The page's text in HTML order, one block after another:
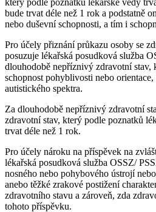
bude trvat déle než 1 rok a podstatně
nebo duševní schopnosti, a tím i
Pro účely přiznání průkazu osoby se
posuzuje lékařská posudková služba
dlouhodobě nepříznivý zdravotní stav,
schopnost pohyblivosti nebo
autistického spektra.
Za dlouhodobě nepříznivý zdravotní
zdravotní stav, který podle poznatků
trvat déle než 1 rok.
Pro účely nároku na příspěvek na
lékařská posudková služba OSSZ/
nosného nebo pohybového ústrojí
anebo těžké zrakové postižení
zdravotního stavu a zároveň, zda
tohoto příspěvku.